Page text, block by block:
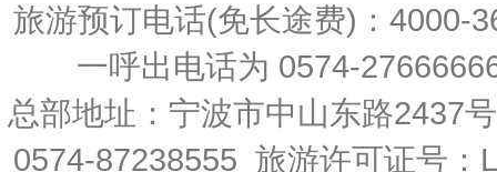
旅游预订电话(免长途费)：4000-
一呼出电话为 0574-
总部地址：宁波市中山东路2437
0574-87238555 旅游许可证号